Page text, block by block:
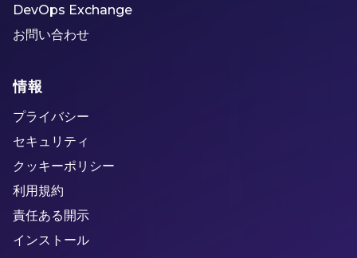
DevOps Exchange
お問い合わせ
情報
プライバシー
セキュリティ
クッキーポリシー
利用規約
責任ある開示
インストール